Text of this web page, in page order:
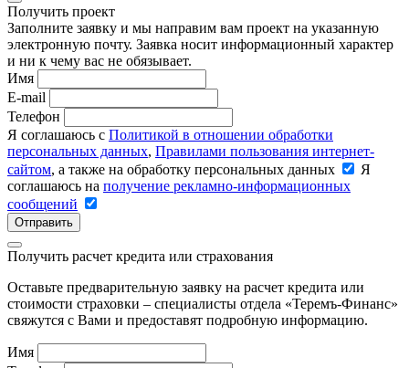
Получить проект
Заполните заявку и мы направим вам проект на указанную
электронную почту. Заявка носит информационный характер
и ни к чему вас не обязывает.
Имя
E-mail
Телефон
Я соглашаюсь с Политикой в отношении обработки
персональных данных, Правилами пользования интернет-
сайтом, а также на обработку персональных данных
Я
соглашаюсь на получение рекламно-информационных
сообщений
Отправить
Получить расчет кредита или страхования
Оставьте предварительную заявку на расчет кредита или
стоимости страховки – специалисты отдела «Теремъ-Финанс»
свяжутся с Вами и предоставят подробную информацию.
Имя